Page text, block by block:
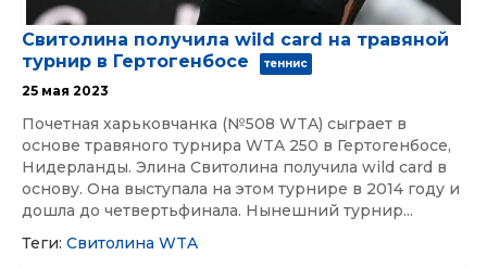
Свитолина получила wild card на травяной
турнир в Гертогенбосе
теннис
25 мая 2023
Почетная харьковчанка (№508 WTA) сыграет в
основе травяного турнира WTA 250 в Гертогенбосе,
Нидерланды. Элина Свитолина получила wild card в
основу. Она выступала на этом турнире в 2014 году и
дошла до четвертьфинала. Нынешний турнир...
Теги: Свитолина WTA